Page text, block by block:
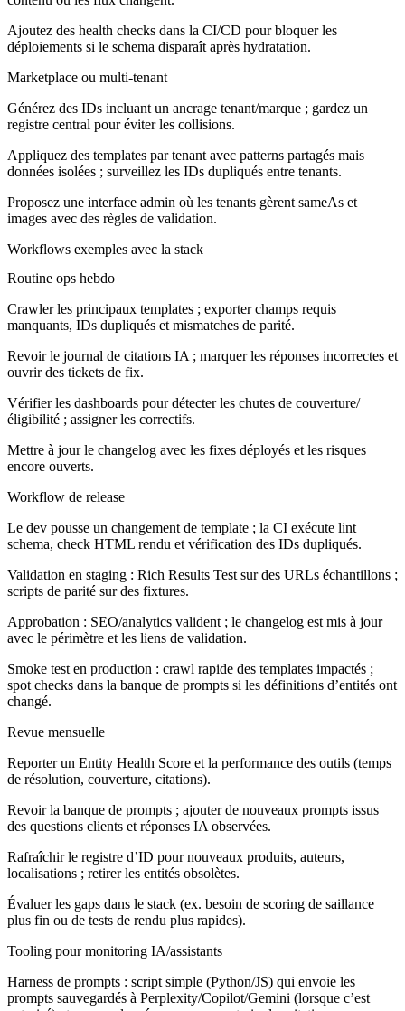
Ajoutez des health checks dans la CI/CD pour bloquer les
déploiements si le schema disparaît après hydratation.
Marketplace ou multi-tenant
Générez des IDs incluant un ancrage tenant/marque ; gardez un
registre central pour éviter les collisions.
Appliquez des templates par tenant avec patterns partagés mais
données isolées ; surveillez les IDs dupliqués entre tenants.
Proposez une interface admin où les tenants gèrent sameAs et
images avec des règles de validation.
Workflows exemples avec la stack
Routine ops hebdo
Crawler les principaux templates ; exporter champs requis
manquants, IDs dupliqués et mismatches de parité.
Revoir le journal de citations IA ; marquer les réponses incorrectes et
ouvrir des tickets de fix.
Vérifier les dashboards pour détecter les chutes de couverture/
éligibilité ; assigner les correctifs.
Mettre à jour le changelog avec les fixes déployés et les risques
encore ouverts.
Workflow de release
Le dev pousse un changement de template ; la CI exécute lint
schema, check HTML rendu et vérification des IDs dupliqués.
Validation en staging : Rich Results Test sur des URLs échantillons ;
scripts de parité sur des fixtures.
Approbation : SEO/analytics valident ; le changelog est mis à jour
avec le périmètre et les liens de validation.
Smoke test en production : crawl rapide des templates impactés ;
spot checks dans la banque de prompts si les définitions d’entités ont
changé.
Revue mensuelle
Reporter un Entity Health Score et la performance des outils (temps
de résolution, couverture, citations).
Revoir la banque de prompts ; ajouter de nouveaux prompts issus
des questions clients et réponses IA observées.
Rafraîchir le registre d’ID pour nouveaux produits, auteurs,
localisations ; retirer les entités obsolètes.
Évaluer les gaps dans le stack (ex. besoin de scoring de saillance
plus fin ou de tests de rendu plus rapides).
Tooling pour monitoring IA/assistants
Harness de prompts : script simple (Python/JS) qui envoie les
prompts sauvegardés à Perplexity/Copilot/Gemini (lorsque c’est